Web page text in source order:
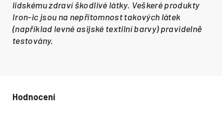
lidskému zdraví škodlivé látky. Veškeré produkty
Iron-ic jsou na nepřítomnost takových látek
(například levné asijské textilní barvy) pravidelně
testovány.